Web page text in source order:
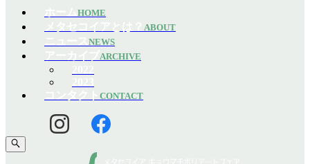
HOME
ABOUT
NEWS
ARCHIVE
CONTACT